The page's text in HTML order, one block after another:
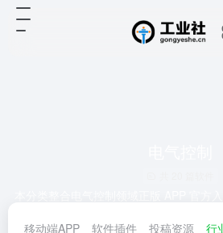
计算等核心功能，附国标规范与案例库，
移动端APP 软件插件 投稿资源 行